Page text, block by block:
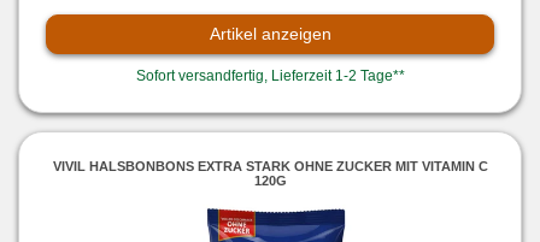
Artikel anzeigen
Sofort versandfertig, Lieferzeit 1-2 Tage**
VIVIL HALSBONBONS EXTRA STARK OHNE ZUCKER MIT VITAMIN C
120G